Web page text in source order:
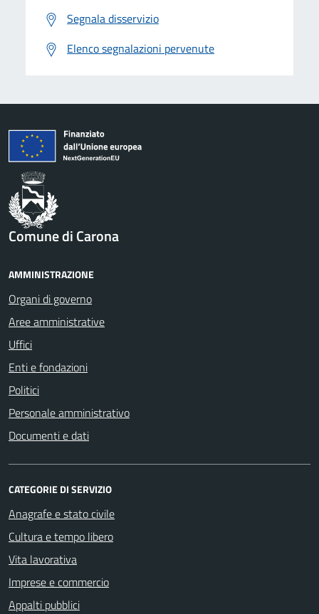
Segnala disservizio
Elenco segnalazioni pervenute
Comune di Carona
AMMINISTRAZIONE
Organi di governo
Aree amministrative
Uffici
Enti e fondazioni
Politici
Personale amministrativo
Documenti e dati
CATEGORIE DI SERVIZIO
Anagrafe e stato civile
Cultura e tempo libero
Vita lavorativa
Imprese e commercio
Appalti pubblici